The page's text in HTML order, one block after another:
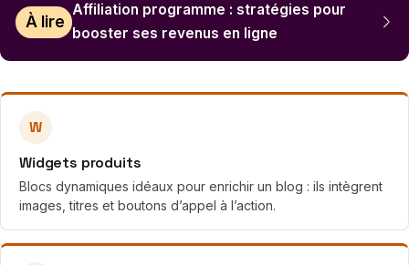
À lire
Affiliation programme : stratégies pour
booster ses revenus en ligne
W
Widgets produits
Blocs dynamiques idéaux pour enrichir un blog : ils intègrent
images, titres et boutons d’appel à l’action.